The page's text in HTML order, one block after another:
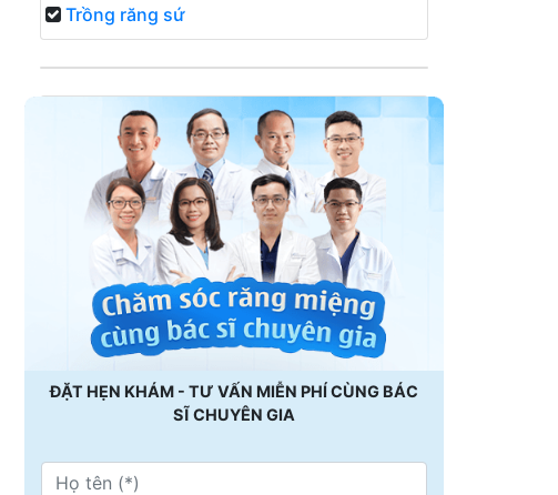
Trồng răng sứ
ĐẶT HẸN KHÁM - TƯ VẤN MIỄN PHÍ CÙNG BÁC
SĨ CHUYÊN GIA